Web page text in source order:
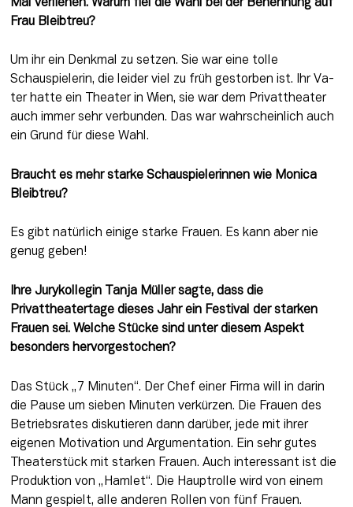
Mal verliehen. Warum fiel die Wahl bei der Benennung auf
Frau Bleibtreu?
Um ihr ein Denkmal zu setzen. Sie war eine tolle
Schauspielerin, die leider viel zu früh gestorben ist. Ihr Va­
ter hatte ein Theater in Wien, sie war dem Privattheater
auch immer sehr verbunden. Das war wahrscheinlich auch
ein Grund für diese Wahl.
Braucht es mehr starke Schauspielerinnen wie Monica
Bleibtreu?
Es gibt natürlich einige starke Frauen. Es kann aber nie
genug geben!
Ihre Jurykollegin Tanja Müller sagte, dass die
Privattheatertage dieses Jahr ein Festival der starken
Frauen sei. Welche Stücke sind unter diesem Aspekt
besonders hervorgestochen?
Das Stück „7 Minuten“. Der Chef einer Firma will in darin
die Pause um sieben Mi­nuten verkürzen. Die Frauen des
Betriebsrates diskutieren dann darüber, jede mit ihrer
eigenen Motivation und Ar­gumentation. Ein sehr gutes
Theaterstück mit starken Frauen. Auch interessant ist die
Produktion von „Ham­let“. Die Hauptrolle wird von einem
Mann gespielt, alle an­deren Rollen von fünf Frauen.